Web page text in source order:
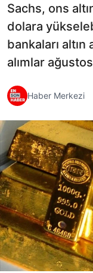
Sachs, ons
dolara
bankaları altın
alımlar
Haber Merkezi